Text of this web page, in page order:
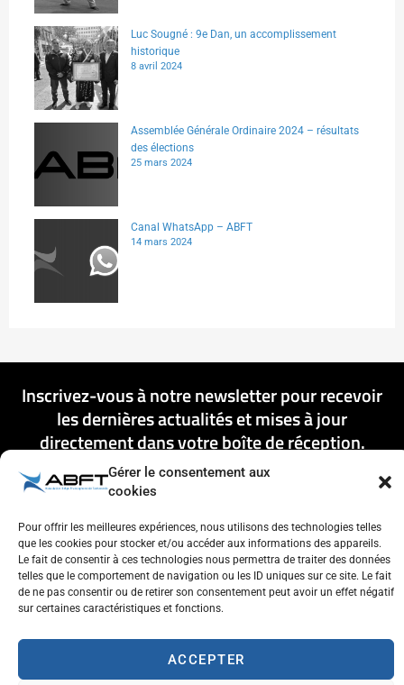
Gérer le consentement aux
cookies
Pour offrir les meilleures expériences, nous utilisons des technologies telles
que les cookies pour stocker et/ou accéder aux informations des appareils.
Le fait de consentir à ces technologies nous permettra de traiter des données
telles que le comportement de navigation ou les ID uniques sur ce site. Le fait
de ne pas consentir ou de retirer son consentement peut avoir un effet négatif
sur certaines caractéristiques et fonctions.
ACCEPTER
Luc Sougné : 9e Dan, un accomplissement
historique
8 avril 2024
Assemblée Générale Ordinaire 2024 – résultats
des élections
25 mars 2024
Canal WhatsApp – ABFT
14 mars 2024
Inscrivez-vous à notre newsletter pour recevoir
les dernières actualités et mises à jour
directement dans votre boîte de réception.
S'ENREGISTRER